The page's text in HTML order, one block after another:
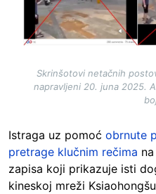
Skrinšotovi netačnih
napravljeni 20. juna 2025.
Istraga uz pomoć obrnute
pretrage klučnim rečima
zapisa koji prikazuje isti
kineskoj mreži